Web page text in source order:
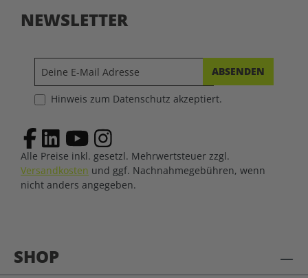
SHOP
NEWSLETTER
ABSENDEN
Hinweis zum Datenschutz akzeptiert.
Alle Preise inkl. gesetzl. Mehrwertsteuer zzgl.
Versandkosten und ggf. Nachnahmegebühren, wenn
nicht anders angegeben.